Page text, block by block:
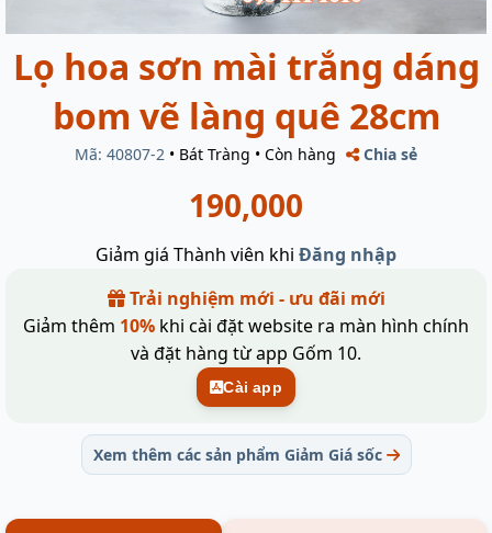
Lọ hoa sơn mài trắng dáng
bom vẽ làng quê 28cm
Mã: 40807-2 • Bát Tràng • Còn hàng Chia sẻ
190,000
Giảm giá Thành viên khi Đăng nhập
Trải nghiệm mới - ưu đãi mới
Giảm thêm 10% khi cài đặt website ra màn hình chính
và đặt hàng từ app Gốm 10.
Cài app
Xem thêm các sản phẩm Giảm Giá sốc